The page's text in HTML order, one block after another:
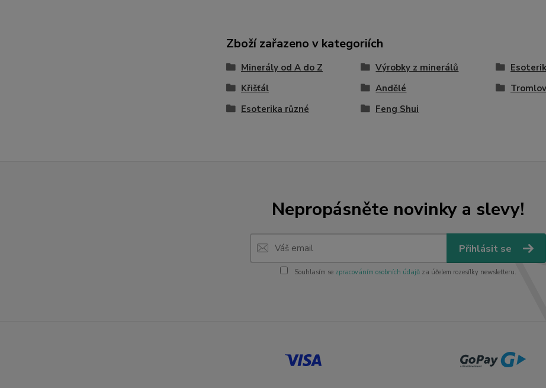
Zboží zařazeno v kategoriích
Minerály od A do Z Výrobky z minerálů
Křišťál
Andělé
Esoterika různé
Feng Shui
Nepropásněte novinky a slevy!
Přihlásit se
Souhlasím se zpracováním osobních údajůza účelem rozesílky newsletteru.